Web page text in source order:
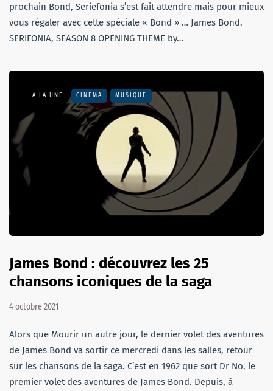
prochain Bond, Seriefonia s’est fait attendre mais pour mieux
vous régaler avec cette spéciale « Bond » … James Bond.
SERIFONIA, SEASON 8 OPENING THEME by…
A LA UNE CINÉMA MUSIQUE
James Bond : découvrez les 25
chansons iconiques de la saga
4 octobre 2021
Alors que Mourir un autre jour, le dernier volet des aventures
de James Bond va sortir ce mercredi dans les salles, retour
sur les chansons de la saga. C’est en 1962 que sort Dr No, le
premier volet des aventures de James Bond. Depuis, à